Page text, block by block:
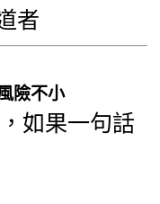
者
險不小
如果一句話